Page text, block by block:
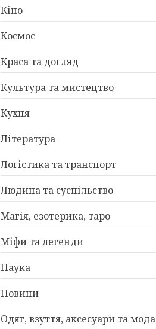
Кіно
Космос
Краса та догляд
Культура та мистецтво
Кухня
Література
Логістика та транспорт
Людина та суспільство
Магія, езотерика, таро
Міфи та легенди
Наука
Новини
Одяг, взуття, аксесуари та мода